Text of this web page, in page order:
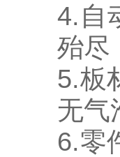
4. 自
殆尽
5.板
无气
6.零